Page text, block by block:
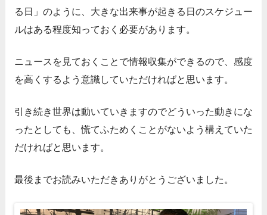
る日」のように、大きな出来事が起きる日のスケジュー
ルはある程度知っておく必要があります。
ニュースを見ておくことで情報収集ができるので、感度
を高くするよう意識していただければと思います。
引き続き世界は動いていきますのでどういった動きにな
ったとしても、慌てふためくことがないよう構えていた
だければと思います。
最後までお読みいただきありがとうございました。